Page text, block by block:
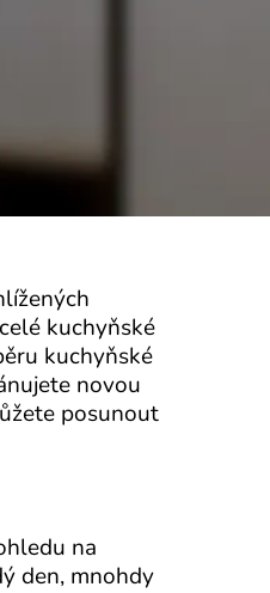
kuchyňské
kuchyňské
novou
posunout
na
den, mnohdy